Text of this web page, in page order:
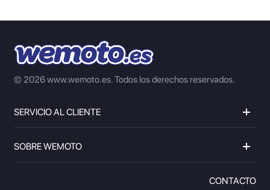
© 2026 www.wemoto.es.Todos los derechos reservados.
SERVICIO AL CLIENTE
SOBRE WEMOTO
CONTACTO